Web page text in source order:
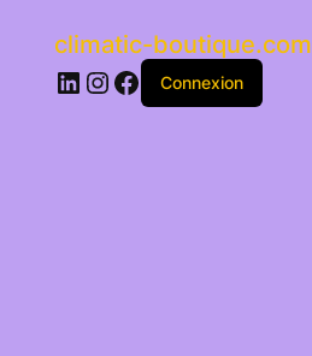
climatic-boutique.com
LinkedIn
Instagram
Facebook
Connexion